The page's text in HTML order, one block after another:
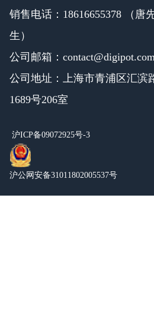
销售电话：18616655378 （唐
生）
公司邮箱：
公司地址：上海市青浦区汇滨
1689号206室
沪ICP备09072925号-3
沪公网安备31011802005537号